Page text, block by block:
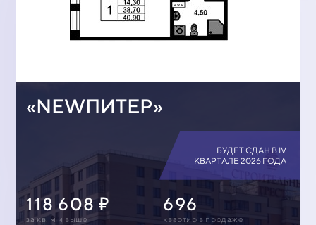
«NEWПИТЕР»
БУДЕТ СДАН В IV
КВАРТАЛЕ 2026 ГОДА
118 608
за кв. м и выше
696
квартир в продаже